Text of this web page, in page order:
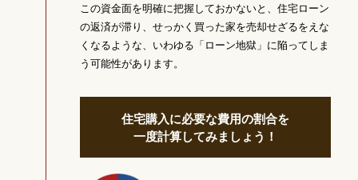
この資金面を明確に把握しておかないと、住宅ローン
の返済が滞り、せっかく買った家を売却せざるをえな
くなるような、いわゆる「ローン地獄」に陥ってしま
う可能性があります。
住宅購入に必要な費用の割合を
一度計算してみましょう！